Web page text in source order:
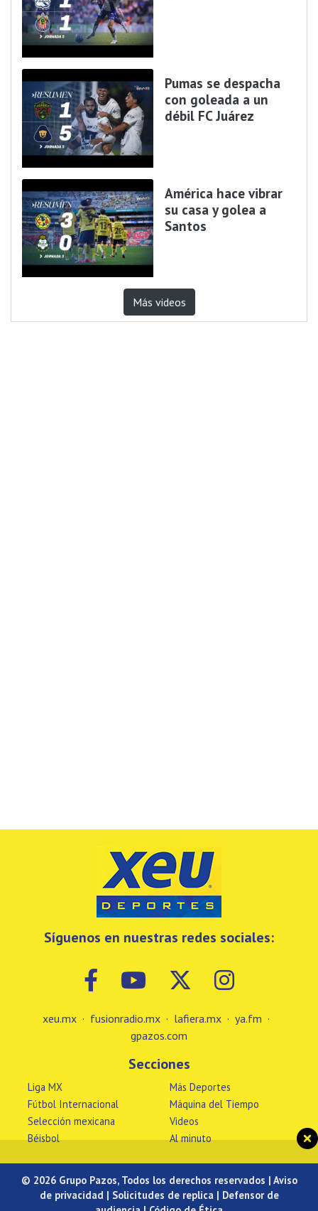
Pumas se despacha
con goleada a un
débil FC Juárez
América hace vibrar
su casa y golea a
Santos
Más videos
Síguenos en nuestras redes sociales:
xeu.mx · fusionradio.mx · lafiera.mx · ya.fm ·
gpazos.com
Secciones
Liga MX
Fútbol Internacional
Selección mexicana
Béisbol
Más Deportes
Máquina del Tiempo
Videos
Al minuto
© 2026 Grupo Pazos, Todos los derechos reservados | Aviso
de privacidad | Solicitudes de replica| Defensor de